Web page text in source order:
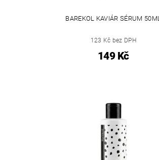
BAREKOL KAVIÁR SÉRUM 50ML
123 Kč bez DPH
149 Kč